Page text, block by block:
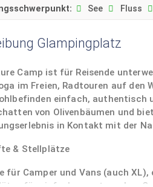
See Fluss
Glampingplatz
Camp ist für Reisende
im Freien, Radtouren auf den
einfach, authentisch
von Olivenbäumen und
in Kontakt mit der
& Stellplätze
für Camper und Vans (auch